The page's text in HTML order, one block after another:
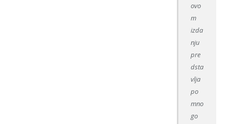
ovo
m
izda
nju
pre
dsta
vlja
po
mno
go